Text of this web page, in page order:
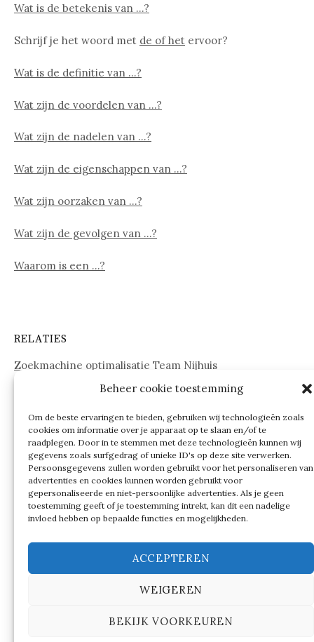
Beheer cookie toestemming
Om de beste ervaringen te bieden, gebruiken wij technologieën zoals
cookies om informatie over je apparaat op te slaan en/of te
raadplegen. Door in te stemmen met deze technologieën kunnen wij
gegevens zoals surfgedrag of unieke ID's op deze site verwerken.
Persoonsgegevens zullen worden gebruikt voor het personaliseren van
advertenties en cookies kunnen worden gebruikt voor
gepersonaliseerde en niet-persoonlijke advertenties. Als je geen
toestemming geeft of je toestemming intrekt, kan dit een nadelige
invloed hebben op bepaalde functies en mogelijkheden.
ACCEPTEREN
WEIGEREN
BEKIJK VOORKEUREN
Wat is de betekenis van …?
Schrijf je het woord met de of het ervoor?
Wat is de definitie van …?
Wat zijn de voordelen van …?
Wat zijn de nadelen van …?
Wat zijn de eigenschappen van …?
Wat zijn oorzaken van …?
Wat zijn de gevolgen van …?
Waarom is een …?
RELATIES
Zoekmachine optimalisatie Team Nijhuis
Ondersteund doorWordPress |Thema:Graphy